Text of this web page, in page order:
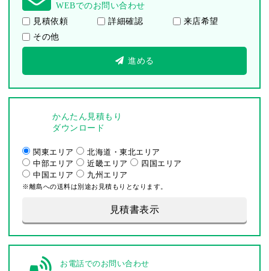
WEBでのお問い合わせ
見積依頼
詳細確認
来店希望
その他
進める
かんたん見積もり
ダウンロード
関東エリア
北海道・東北エリア
中部エリア
近畿エリア
四国エリア
中国エリア
九州エリア
※離島への送料は別途お見積もりとなります。
見積書表示
お電話でのお問い合わせ